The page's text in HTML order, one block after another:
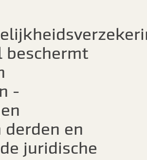
beschermt
-
derden en
juridische